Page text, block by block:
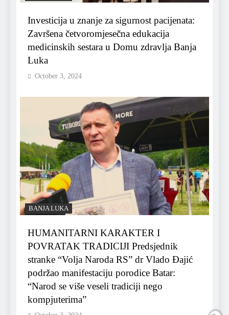
Investicija u znanje za sigurnost pacijenata:
Završena četvoromjesečna edukacija
medicinskih sestara u Domu zdravlja Banja
Luka
October 3, 2024
BANJA LUKA
HUMANITARNI KARAKTER I
POVRATAK TRADICIJI Predsjednik
stranke “Volja Naroda RS” dr Vlado Đajić
podržao manifestaciju porodice Batar:
“Narod se više veseli tradiciji nego
kompjuterima”